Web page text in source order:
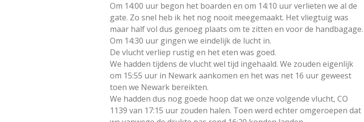
Om 14:00 uur begon het boarden en om 14:10 uur verlieten we al de
gate. Zo snel heb ik het nog nooit meegemaakt. Het vliegtuig was
maar half vol dus genoeg plaats om te zitten en voor de handbagage.
Om 14:30 uur gingen we eindelijk de lucht in.
De vlucht verliep rustig en het eten was goed.
We hadden tijdens de vlucht wel tijd ingehaald. We zouden eigenlijk
om 15:55 uur in Newark aankomen en het was net 16 uur geweest
toen we Newark bereikten.
We hadden dus nog goede hoop dat we onze volgende vlucht, CO
1139 van 17:15 uur zouden halen. Toen werd echter omgeroepen dat